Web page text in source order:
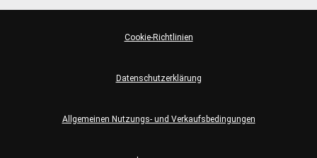
Allgemeinen Nutzungs- und Verkaufsbedingungen
Datenschutzerklärung
Cookie-Richtlinien